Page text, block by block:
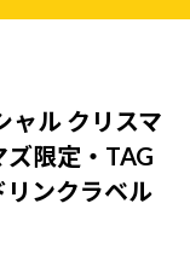
ャル クリスマ
限定・TAG
リンクラベル